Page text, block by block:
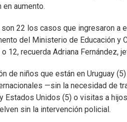
aumento.
son 22 los casos que ingresaron
del Ministerio de Educación y
12, recuerda Adriana Fernández,
de niños que están en Uruguay
—sin la necesidad de
Estados Unidos (5) o visitas a
sin la intervención policial.